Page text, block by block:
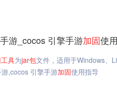
游_cocos 引擎手游加固使
工具为jar包文件，适用于Windows、
,cocos 引擎手游加固使用指导